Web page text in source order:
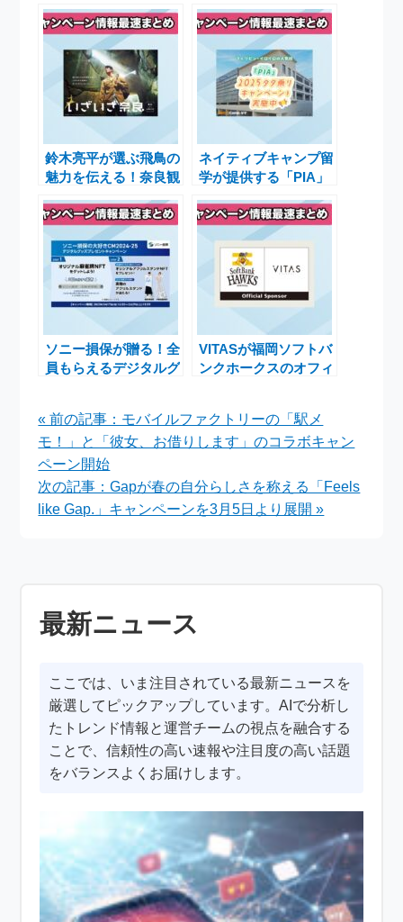
鈴木亮平が選ぶ飛鳥の
魅力を伝える！奈良観
いざ奈良」新CM放送
ネイティブキャンプ留
学が提供する「PIA」
ペーンの魅力とは
ソニー損保が贈る！全
員もらえるデジタルグ
VITASが福岡ソフトバ
ンクホークスのオフィ
開催中
« 前の記事：モバイルファクトリーの「駅メ
モ！」と「彼女、お借りします」のコラボキャン
ペーン開始
次の記事：Gapが春の自分らしさを称える「Feels
like Gap.」キャンペーンを3月5日より展開 »
最新ニュース
ここでは、いま注目されている最新ニュースを
厳選してピックアップしています。AIで分析し
たトレンド情報と運営チームの視点を融合する
ことで、信頼性の高い速報や注目度の高い話題
をバランスよくお届けします。